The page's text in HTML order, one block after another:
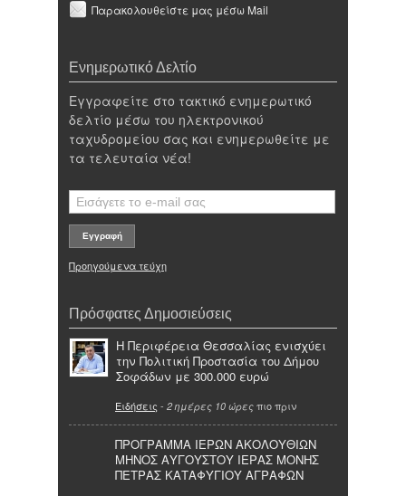
Παρακολουθείστε μας μέσω Mail
Ενημερωτικό Δελτίο
Εγγραφείτε στο τακτικό ενημερωτικό
δελτίο μέσω του ηλεκτρονικού
ταχυδρομείου σας και ενημερωθείτε με
τα τελευταία νέα!
Προηγούμενα τεύχη
Πρόσφατες Δημοσιεύσεις
Η Περιφέρεια Θεσσαλίας ενισχύει
την Πολιτική Προστασία του Δήμου
Σοφάδων με 300.000 ευρώ
Ειδήσεις - 2 ημέρες 10 ώρες πιο πριν
ΠΡΟΓΡΑΜΜΑ ΙΕΡΩΝ ΑΚΟΛΟΥΘΙΩΝ
ΜΗΝΟΣ ΑΥΓΟΥΣΤΟΥ ΙΕΡΑΣ ΜΟΝΗΣ
ΠΕΤΡΑΣ ΚΑΤΑΦΥΓΙΟΥ ΑΓΡΑΦΩΝ